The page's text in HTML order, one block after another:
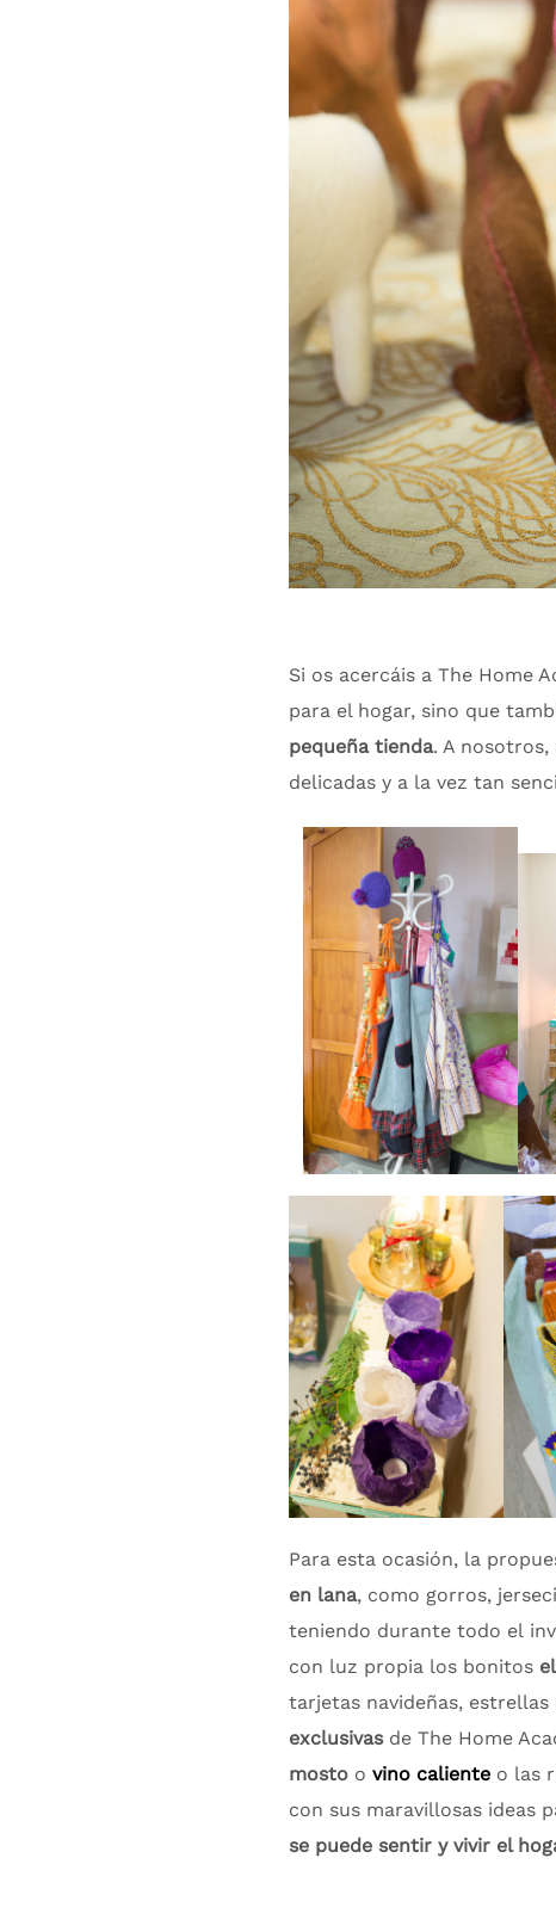
Si os acercáis a The Home
para el hogar, sino que
pequeña tienda. A nosotros,
delicadas y a la vez tan
Para esta ocasión, la
en lana, como gorros,
teniendo durante todo el
con luz propia los bonitos
tarjetas navideñas, estrellas
exclusivasde The Home
mosto o vino caliente o las
con sus maravillosas ideas
se puede sentir y vivir el